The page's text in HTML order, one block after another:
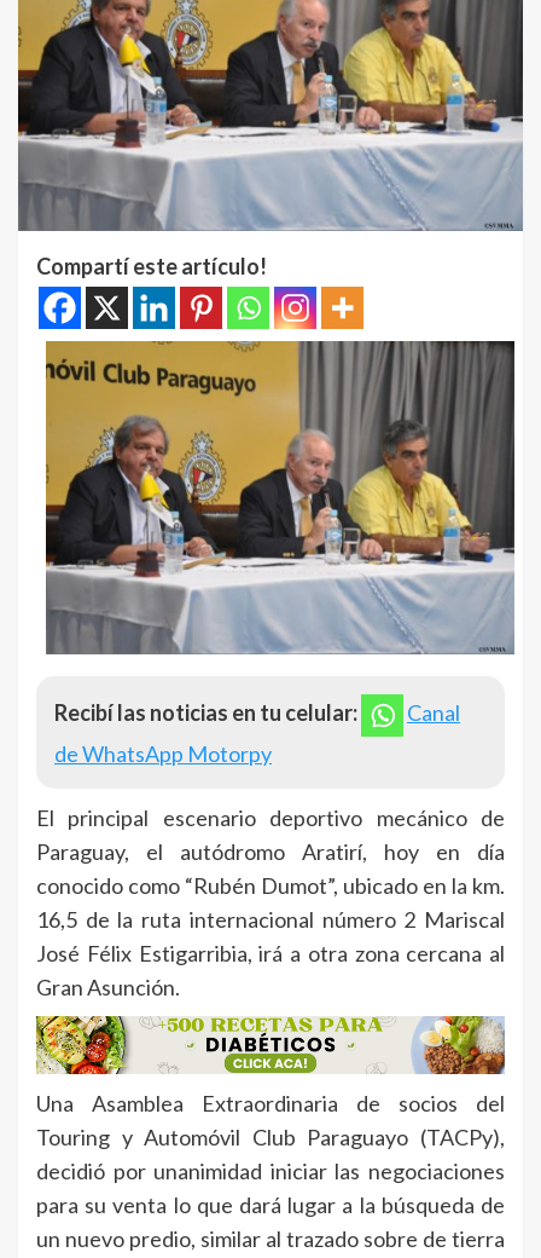
Compartí este artículo!
Recibí las noticias en tu celular:
Canal
de WhatsApp Motorpy
El principal escenario deportivo mecánico de
Paraguay, el autódromo Aratirí, hoy en día
conocido como “Rubén Dumot”, ubicado en la km.
16,5 de la ruta internacional número 2 Mariscal
José Félix Estigarribia, irá a otra zona cercana al
Gran Asunción.
Una Asamblea Extraordinaria de socios del
Touring y Automóvil Club Paraguayo (TACPy),
decidió por unanimidad iniciar las negociaciones
para su venta lo que dará lugar a la búsqueda de
un nuevo predio, similar al trazado sobre de tierra